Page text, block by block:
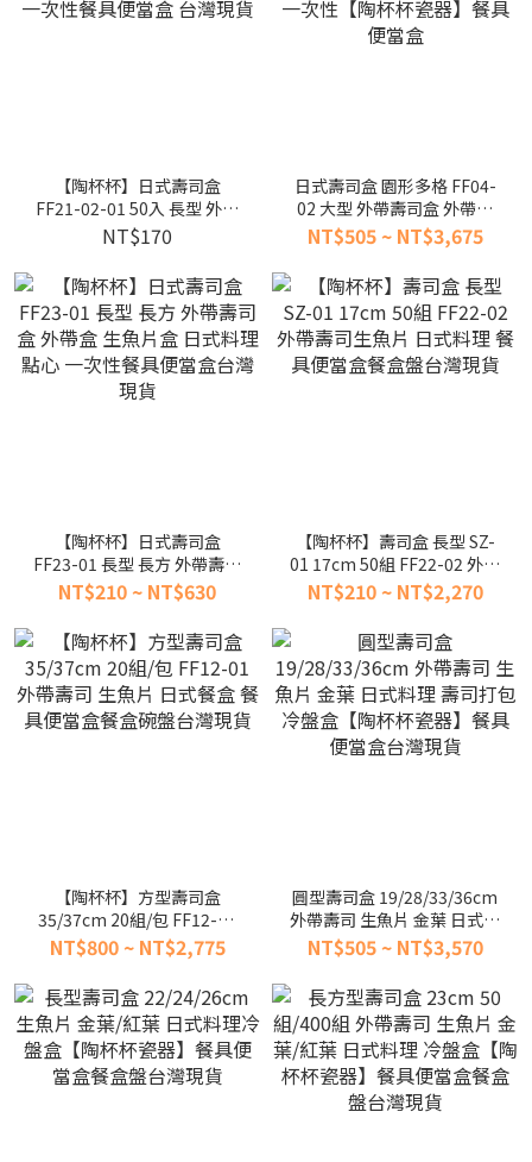
【陶杯杯】日式壽司盒
FF21-02-01 50入 長型 外帶
盒 生魚片盒 日式料理 點心
一次性餐具便當盒 台灣現貨
NT$170
日式壽司盒 園形多格 FF04-
02 大型 外帶壽司盒 外帶盒
生魚片盒 日式點心 冷盤 一次
性【陶杯杯瓷器】餐具便當
盒
NT$505 ~ NT$3,675
【陶杯杯】日式壽司盒
FF23-01 長型 長方 外帶壽司
盒 外帶盒 生魚片盒 日式料理
點心 一次性餐具便當盒台灣
現貨
NT$210 ~ NT$630
【陶杯杯】壽司盒 長型 SZ-
01 17cm 50組 FF22-02 外帶
壽司生魚片 日式料理 餐具便
當盒餐盒盤台灣現貨
NT$210 ~ NT$2,270
【陶杯杯】方型壽司盒
35/37cm 20組/包 FF12-01
外帶壽司 生魚片 日式餐盒 餐
具便當盒餐盒碗盤台灣現貨
NT$800 ~ NT$2,775
圓型壽司盒 19/28/33/36cm
外帶壽司 生魚片 金葉 日式料
理 壽司打包冷盤盒【陶杯杯
瓷器】餐具便當盒台灣現貨
NT$505 ~ NT$3,570